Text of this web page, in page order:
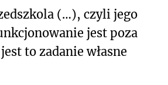
(…), czyli jego
jest poza
to zadanie własne